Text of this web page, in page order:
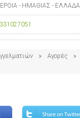
- ΗΜΑΘΙΑΣ - ΕΛΛΑΔΑ
Αγορές